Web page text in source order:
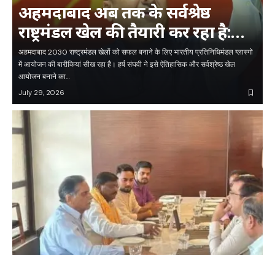
अहमदाबाद अब तक के सर्वश्रेष्ठ
राष्ट्रमंडल खेल की तैयारी कर रहा है:
संघवी
अहमदाबाद 2030 राष्ट्रमंडल खेलों को सफल बनाने के लिए भारतीय प्रतिनिधिमंडल ग्लास्गो
में आयोजन की बारीकियां सीख रहा है। हर्ष संघवी ने इसे ऐतिहासिक और सर्वश्रेष्ठ खेल
आयोजन बनाने का…
July 29, 2026